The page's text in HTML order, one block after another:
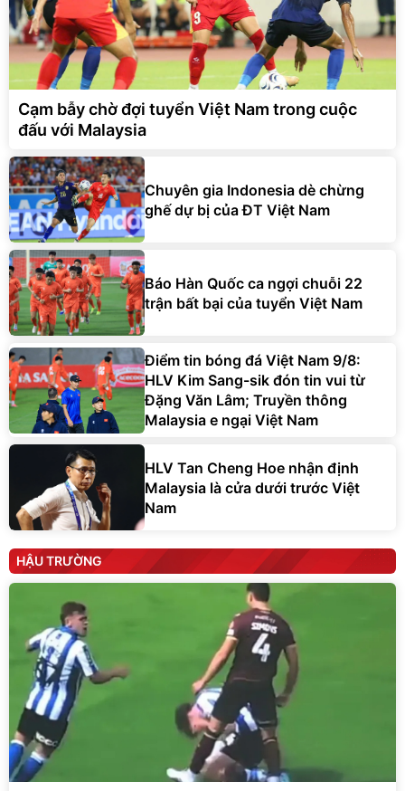
Cạm bẫy chờ đợi tuyển Việt Nam trong cuộc
đấu với Malaysia
Chuyên gia Indonesia dè chừng
ghế dự bị của ĐT Việt Nam
Báo Hàn Quốc ca ngợi chuỗi 22
trận bất bại của tuyển Việt Nam
Điểm tin bóng đá Việt Nam 9/8:
HLV Kim Sang-sik đón tin vui từ
Đặng Văn Lâm; Truyền thông
Malaysia e ngại Việt Nam
HLV Tan Cheng Hoe nhận định
Malaysia là cửa dưới trước Việt
Nam
HẬU TRƯỜNG